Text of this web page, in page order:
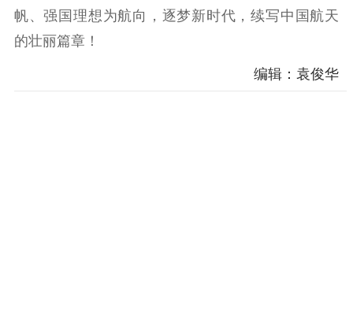
帆、强国理想为航向，逐梦新时代，续写中国航天
的壮丽篇章！
编辑：袁俊华